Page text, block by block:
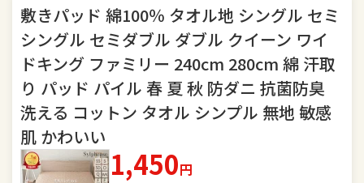
総合 レディースファッション
メンズファッション インナー・下着・ナイトウェア
バッグ・小物・ブランド雑貨 靴
腕時計 ジュエリー・アクセサリー
キッズ・ベビー・マタニティ おもちゃ
敷きパッド 綿100％ タオル地 シングル セミ
シングル セミダブル ダブル クイーン ワイ
ドキング ファミリー 240cm 280cm 綿 汗取
り パッド パイル 春 夏 秋 防ダニ 抗菌防臭
洗える コットン タオル シンプル 無地 敏感
肌 かわいい
1,450円